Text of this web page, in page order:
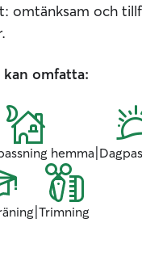
omtänksam och
omfatta:
hemma|
|Trimning